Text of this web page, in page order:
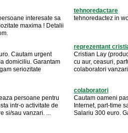
interesate sa
maxima ! Detalii
.
tehnoredactare
tehnoredactez in
Cautam urgent
domiciliu. Garantam
seriozitate
reprezentant
Cristian Lay
cu aur, ceasuri,
colaboratori
persoane pentru
intr-o activitate de
si/sau vanzari. ...
colaboratori
Cautam oameni
Internet, part-time
Salariu 300 euro.